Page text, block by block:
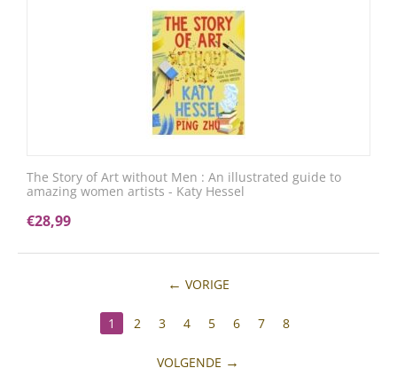
The Story of Art without Men : An illustrated guide to
amazing women artists - Katy Hessel
€28,99
VORIGE
1 2 3 4 5 6 7 8
VOLGENDE